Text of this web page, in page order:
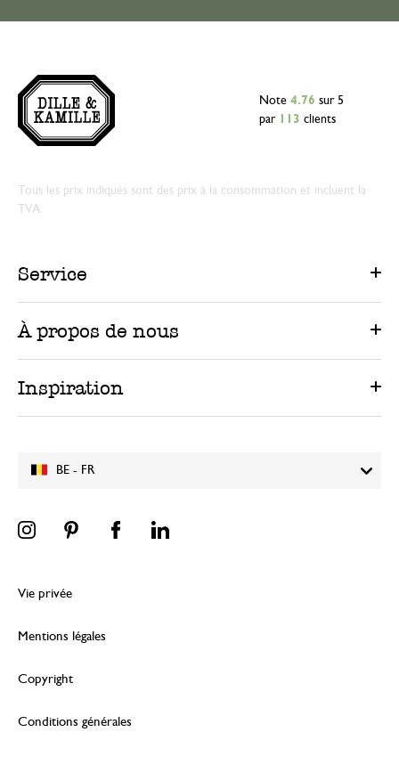
BE - FR
Note 4.76 sur 5
par
113 clients
Tous les prix indiqués sont des prix à la consommation et incluent la
TVA.
Service
À propos de nous
Inspiration
Vie privée
Mentions légales
Copyright
Conditions générales